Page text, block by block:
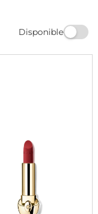
qui vous
gamme variée
Disponible